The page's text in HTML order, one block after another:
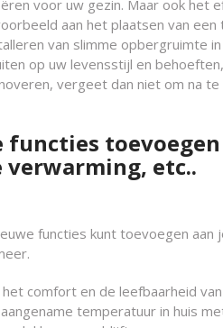
voor uw gezin. Maar ook het
aan het plaatsen van
van slimme opbergruimte
op uw levensstijl en
vergeet dan niet om na
etc..
functies kunt toevoegen aan
comfort en de leefbaarheid
temperatuur in huis